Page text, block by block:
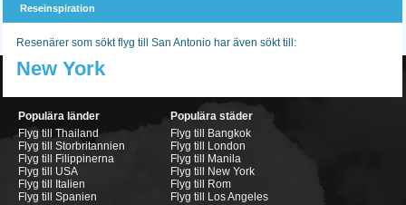
Reseinspiration
Resenärer som sökt flyg till San Antonio har även sökt till:
New York
Populära länder
Flyg till Thailand
Flyg till Storbritannien
Flyg till Filippinerna
Flyg till USA
Flyg till Italien
Flyg till Spanien
Populära städer
Flyg till Bangkok
Flyg till London
Flyg till Manila
Flyg till New York
Flyg till Rom
Flyg till Los Angeles